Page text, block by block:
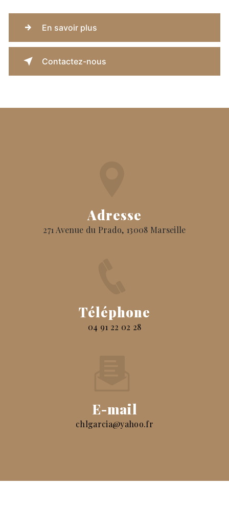
En savoir plus
Contactez-nous
Adresse
271 Avenue du Prado, 13008 Marseille
Téléphone
04 91 22 02 28
E-mail
chlgarcia@yahoo.fr